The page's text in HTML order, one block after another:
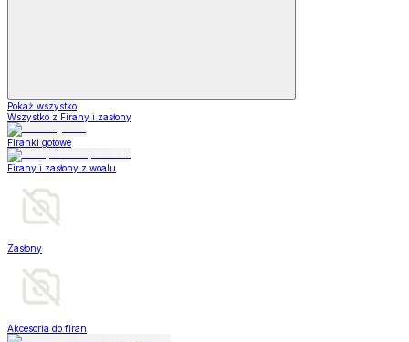
Pokaż wszystko
Wszystko z Firany i zasłony
Firanki gotowe
Firany i zasłony z woalu
Zasłony
Akcesoria do firan